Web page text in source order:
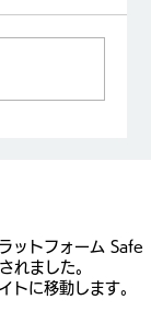
ットフォーム Safe
れました。
トに移動します。